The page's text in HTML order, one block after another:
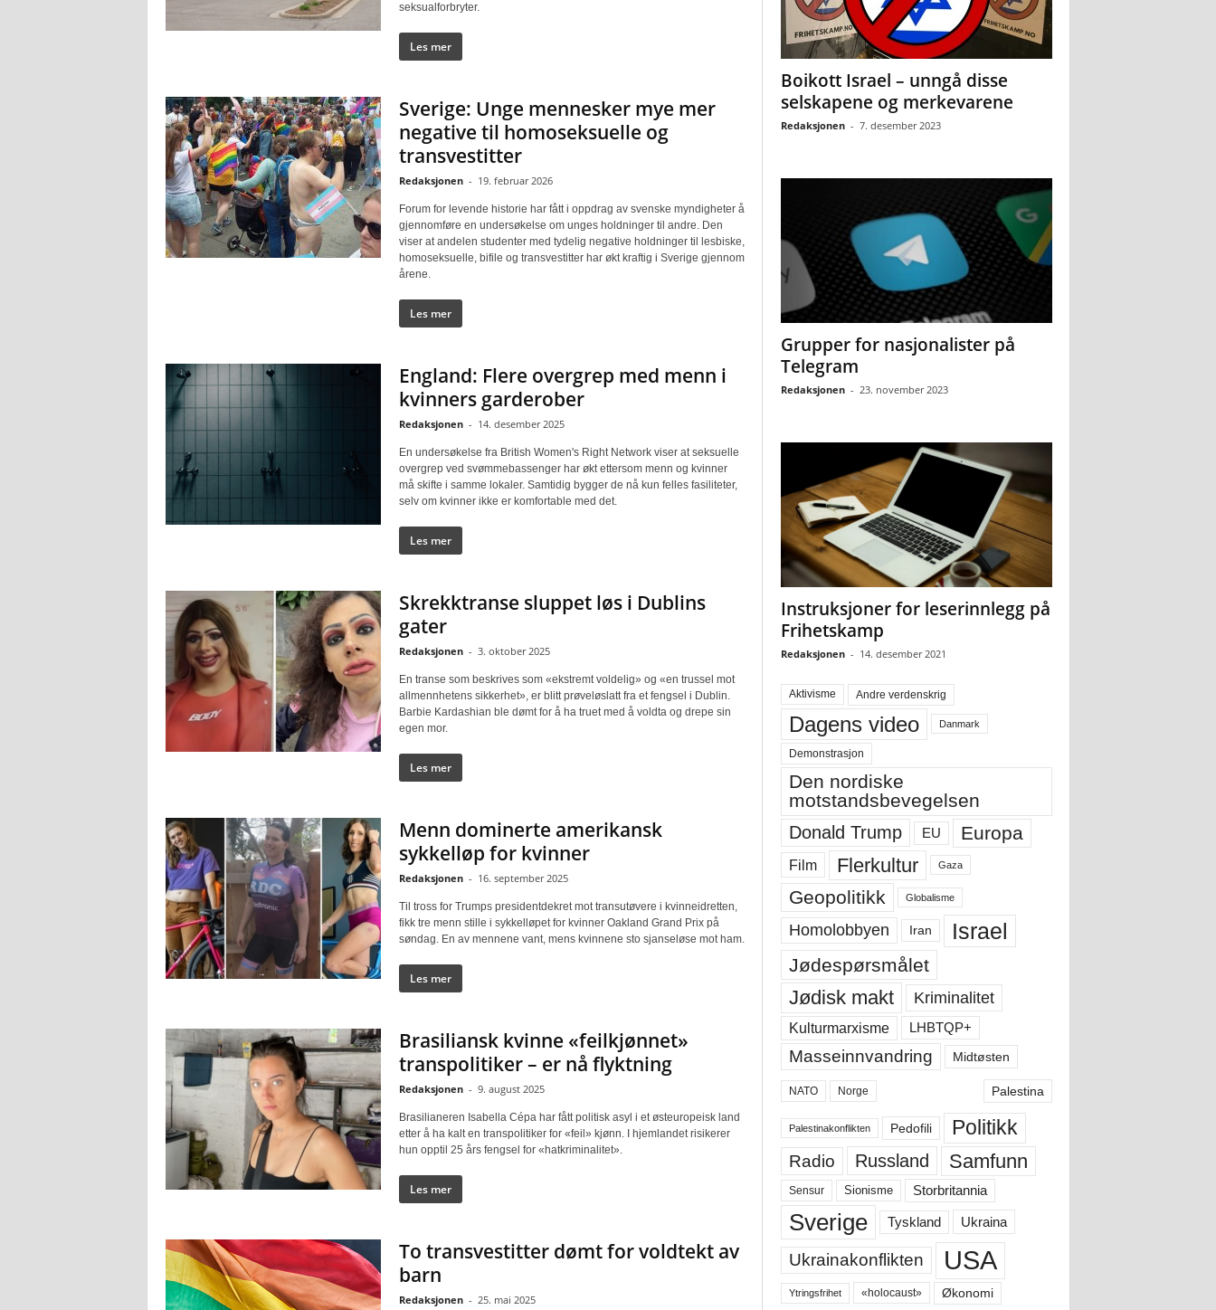
seksualforbryter.
Les mer
Sverige: Unge mennesker mye mer
negative til homoseksuelle og
transvestitter
Redaksjonen - 19. februar 2026
Forum for levende historie har fått i oppdrag av svenske myndigheter å
gjennomføre en undersøkelse om unges holdninger til andre. Den
viser at andelen studenter med tydelig negative holdninger til lesbiske,
homoseksuelle, bifile og transvestitter har økt kraftig i Sverige gjennom
årene.
Les mer
England: Flere overgrep med menn i
kvinners garderober
Redaksjonen - 14. desember 2025
En undersøkelse fra British Women's Right Network viser at seksuelle
overgrep ved svømmebassenger har økt ettersom menn og kvinner
må skifte i samme lokaler. Samtidig bygger de nå kun felles fasiliteter,
selv om kvinner ikke er komfortable med det.
Les mer
Skrekktranse sluppet løs i Dublins
gater
Redaksjonen - 3. oktober 2025
En transe som beskrives som «ekstremt voldelig» og «en trussel mot
allmennhetens sikkerhet», er blitt prøveløslatt fra et fengsel i Dublin.
Barbie Kardashian ble dømt for å ha truet med å voldta og drepe sin
egen mor.
Les mer
Menn dominerte amerikansk
sykkelløp for kvinner
Redaksjonen - 16. september 2025
Til tross for Trumps presidentdekret mot transutøvere i kvinneidretten,
fikk tre menn stille i sykkelløpet for kvinner Oakland Grand Prix på
søndag. En av mennene vant, mens kvinnene sto sjanseløse mot ham.
Les mer
Brasiliansk kvinne «feilkjønnet»
transpolitiker – er nå flyktning
Redaksjonen - 9. august 2025
Brasilianeren Isabella Cépa har fått politisk asyl i et østeuropeisk land
etter å ha kalt en transpolitiker for «feil» kjønn. I hjemlandet risikerer
hun opptil 25 års fengsel for «hatkriminalitet».
Les mer
To transvestitter dømt for voldtekt av
barn
Redaksjonen - 25. mai 2025
Boikott Israel – unngå disse
selskapene og merkevarene
Redaksjonen - 7. desember 2023
Grupper for nasjonalister på
Telegram
Redaksjonen - 23. november 2023
Instruksjoner for leserinnlegg på
Frihetskamp
Redaksjonen - 14. desember 2021
Aktivisme Andre verdenskrig
Dagens video Danmark
Demonstrasjon
Den nordiske
motstandsbevegelsen
Donald Trump EU Europa
Film Flerkultur Gaza
Geopolitikk Globalisme
Homolobbyen Iran Israel
Jødespørsmålet
Jødisk makt Kriminalitet
Kulturmarxisme LHBTQP+
Masseinnvandring Midtøsten
NATO Norge Palestina
Palestinakonflikten Pedofili Politikk
Radio Russland Samfunn
Sensur Sionisme Storbritannia
Sverige Tyskland Ukraina
Ukrainakonflikten USA
Ytringsfrihet «holocaust» Økonomi